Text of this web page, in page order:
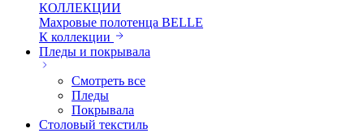
КОЛЛЕКЦИИ
Махровые полотенца BELLE
К коллекции
Пледы и покрывала
Смотреть все
Пледы
Покрывала
Столовый текстиль